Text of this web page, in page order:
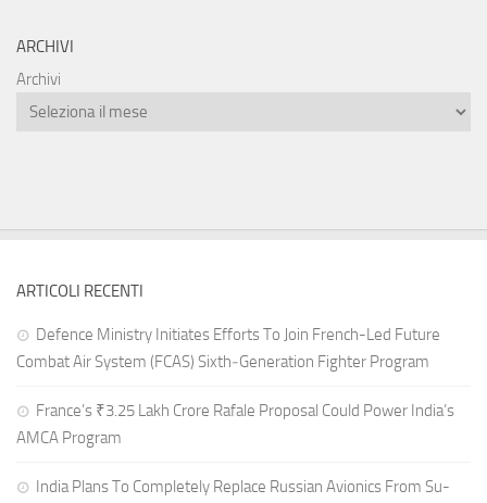
ARCHIVI
Archivi
ARTICOLI RECENTI
Defence Ministry Initiates Efforts To Join French-Led Future
Combat Air System (FCAS) Sixth‑Generation Fighter Program
France’s ₹3.25 Lakh Crore Rafale Proposal Could Power India’s
AMCA Program
India Plans To Completely Replace Russian Avionics From Su-